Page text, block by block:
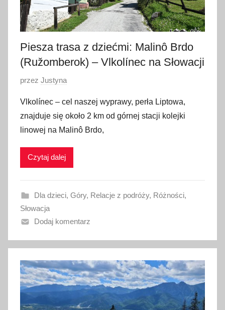
Piesza trasa z dziećmi: Malinô Brdo
(Ružomberok) – Vlkolínec na Słowacji
O
u
b
l
i
a
n
o
5
l
i
p
c
przez Justyna
Vlkolínec – cel naszej wyprawy, perła Liptowa,
znajduje się około 2 km od górnej stacji kolejki
linowej na Malinô Brdo,
Czytaj dalej
Dla dzieci, Góry, Relacje z podróży, Różności,
Słowacja
Dodaj komentarz